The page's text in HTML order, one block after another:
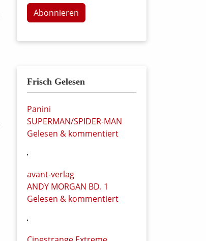
Abonnieren
Frisch Gelesen
Panini
SUPERMAN/SPIDER-MAN
Gelesen & kommentiert
avant-verlag
ANDY MORGAN BD. 1
Gelesen & kommentiert